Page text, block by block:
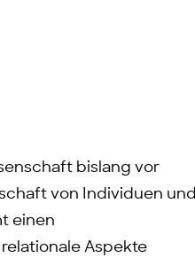
bislang vor
von Individuen und
einen
Aspekte